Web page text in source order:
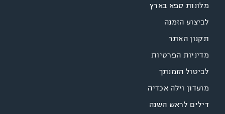
מלונות ספא בארץ
לביצוע הזמנה
תקנון האתר
מדיניות הפרטיות
לביטול הזמנתך
מועדון וילה אכדיה
דילים לראש השנה